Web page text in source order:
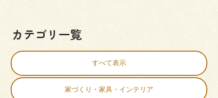
カテゴリ一覧
すべて表示
家づくり・家具・インテリア